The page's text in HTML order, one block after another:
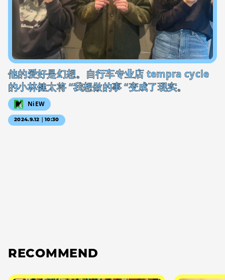
他的爱好是幻想。自行车专业店 tempra cycle
的小林健太将 “我想做的事 “变成了现实。
NiEW
2024.9.12｜10:30
RECOMMEND